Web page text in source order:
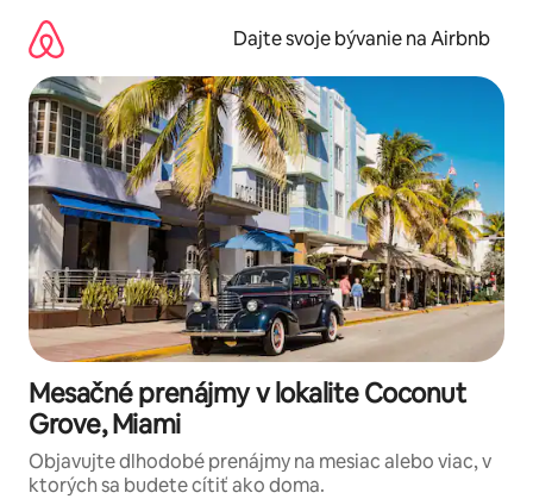
obsah.
Dajte svoje bývanie na Airbnb
Mesačné prenájmy v lokalite Coconut
Grove, Miami
Objavujte dlhodobé prenájmy na mesiac alebo viac, v
ktorých sa budete cítiť ako doma.